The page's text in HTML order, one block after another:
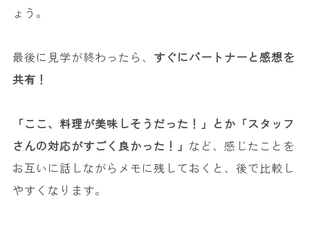
ょう。
最後に見学が終わったら、 すぐにパートナーと感想を
共有！
「ここ、料理が美味しそうだった！」とか「スタッフ
さんの対応がすごく良かった！」 など、感じたことを
お互いに話しながらメモに残しておくと、後で比較し
やすくなります。